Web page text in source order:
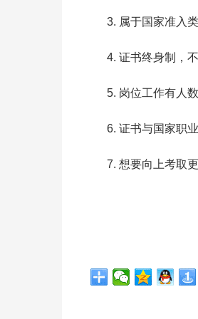
属于国家
证书终身制，
岗位工作有人
证书与国家职
想要向上考取